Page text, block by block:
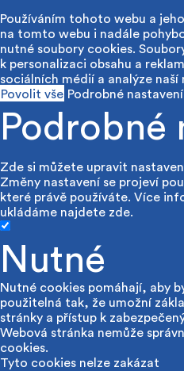
Používáním tohoto webu a
na tomto webu i nadále
nutné soubory cookies.
k personalizaci obsahu a
sociálních médií a analýze naší
Povolit vše Podrobné nastavení
Podrobné
Zde si můžete upravit
Změny nastavení se projeví
které právě používáte. Více
ukládáme najdete zde.
Nutné
Nutné cookies pomáhají, aby
použitelná tak, že umožní
stránky a přístup k
Webová stránka nemůže
cookies.
Tyto cookies nelze zakázat